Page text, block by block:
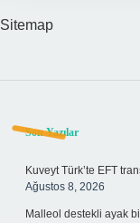
Sitemap
Sidebar
Son Yazılar
Kuveyt Türk’te EFT
Ağustos 8, 2026
Malleol destekli ayak